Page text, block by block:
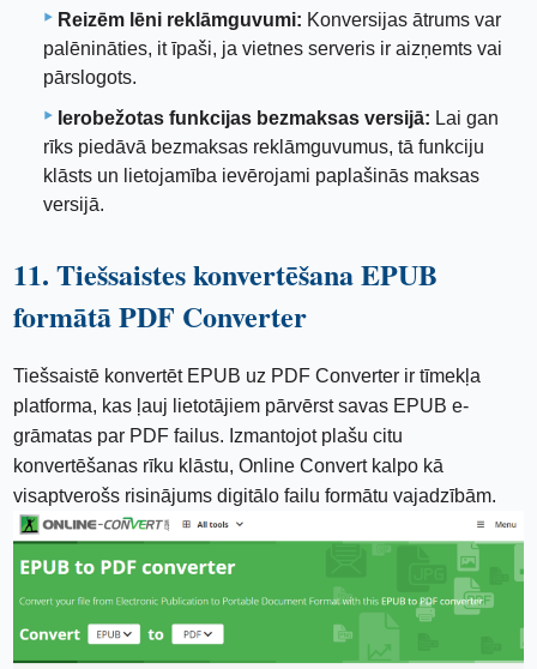
Reizēm lēni reklāmguvumi: Konversijas ātrums var
palēnināties, it īpaši, ja vietnes serveris ir aizņemts vai
pārslogots.
Ierobežotas funkcijas bezmaksas versijā: Lai gan
rīks piedāvā bezmaksas reklāmguvumus, tā funkciju
klāsts un lietojamība ievērojami paplašinās maksas
versijā.
11. Tiešsaistes konvertēšana EPUB
formātā PDF Converter
Tiešsaistē konvertēt EPUB uz PDF Converter ir tīmekļa
platforma, kas ļauj lietotājiem pārvērst savas EPUB e-
grāmatas par PDF failus. Izmantojot plašu citu
konvertēšanas rīku klāstu, Online Convert kalpo kā
visaptverošs risinājums digitālo failu formātu vajadzībām.